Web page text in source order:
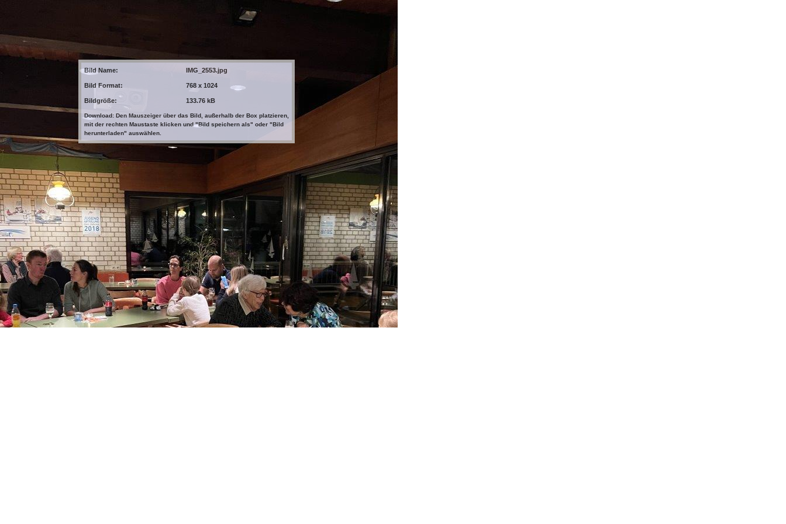
Bild Name: IMG_2553.jpg
Bild Format: 768 x 1024
Bildgröße: 133.76 kB
Download: Den Mauszeiger über das Bild, außerhalb der Box platzieren,
mit der rechten Maustaste klicken und "Bild speichern als" oder "Bild
herunterladen" auswählen.